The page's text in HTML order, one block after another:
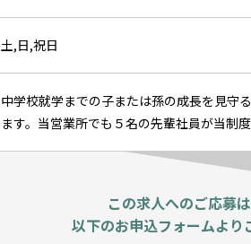
土,日,祝日
中学校就学までの子または孫の成長を見守
ます。当営業所でも５名の先輩社員が当制
この求人へのご応募
以下のお申込フォームより